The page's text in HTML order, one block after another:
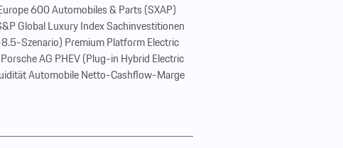
600 Automobiles & Parts (SXAP)
Global Luxury Index Sachinvestitionen
Szenario) Premium Platform Electric
AG PHEV (Plug-in Hybrid Electric
Automobile Netto-Cashflow-Marge